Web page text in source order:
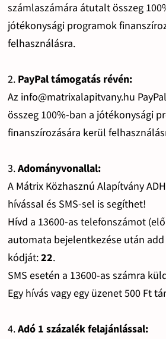
számlaszámára átutalt összeg
jótékonysági programok
felhasználásra.
2. PayPal támogatás révén:
Az info@matrixalapitvany.hu
összeg 100%-ban a jótékonysági
finanszírozására kerül
3.Adományvonallal:
A Mátrix Közhasznú Alapítvány
hívással és SMS-sel is segíthet!
Hívd a 13600-as telefonszámot
automata bejelentkezése után
kódját:22.
SMS esetén a 13600-as számra
Egy hívás vagy egy üzenet 500 Ft
4.Adó 1 százalék felajánlással: